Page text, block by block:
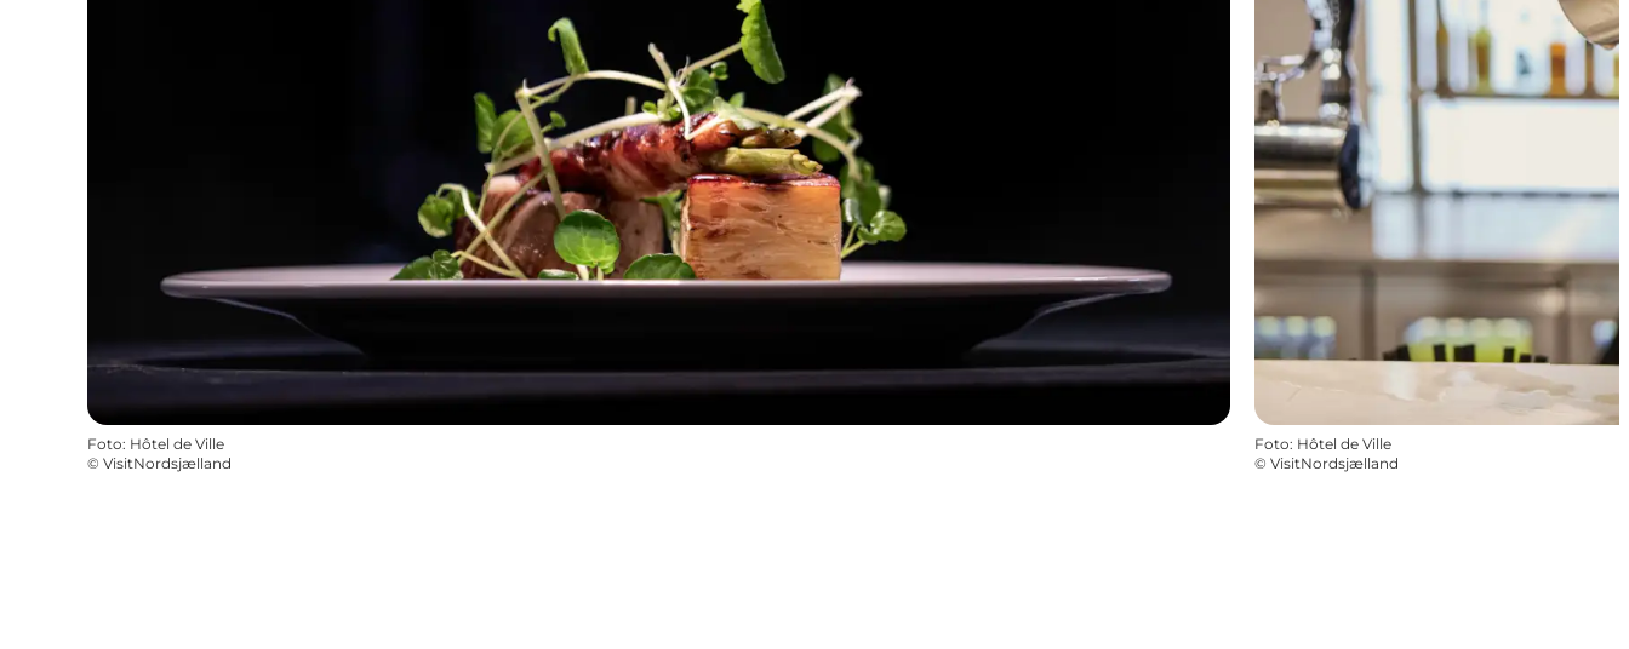
Foto: Hôtel de Ville
© VisitNordsjælland
Foto: Hôtel de Ville
© VisitNordsjælland